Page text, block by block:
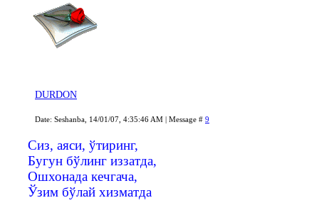
DURDON
Date: Seshanba, 14/01/07, 4:35:46 AM | Message # 9
Сиз, аяси, ўтиринг,
Бугун бўлинг иззатда,
Ошхонада кечгача,
Ўзим бўлай хизматда